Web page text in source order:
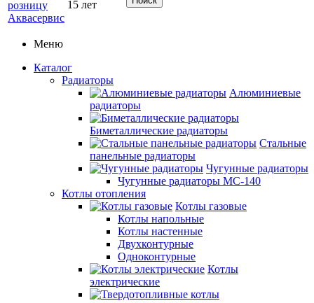
Меню
Каталог
Радиаторы
Алюминиевые
радиаторы
Биметаллические радиаторы
Стальные
панельные радиаторы
Чугунные радиаторы
Чугунные радиаторы МС-140
Котлы отопления
Котлы газовые
Котлы напольные
Котлы настенные
Двухконтурные
Одноконтурные
Котлы
электрические